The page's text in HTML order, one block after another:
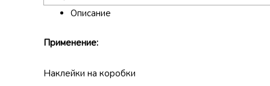
Описание
Применение:
Наклейки на коробки